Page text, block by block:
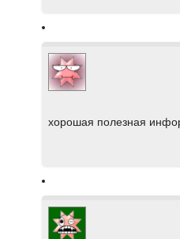
хорошая полезная